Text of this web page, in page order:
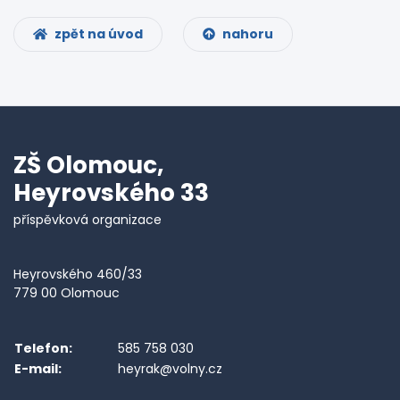
zpět na úvod nahoru
ZŠ Olomouc,
Heyrovského 33
příspěvková organizace
Heyrovského 460/33
779 00 Olomouc
Telefon:
585 758 030
E-mail:
heyrak@volny.cz